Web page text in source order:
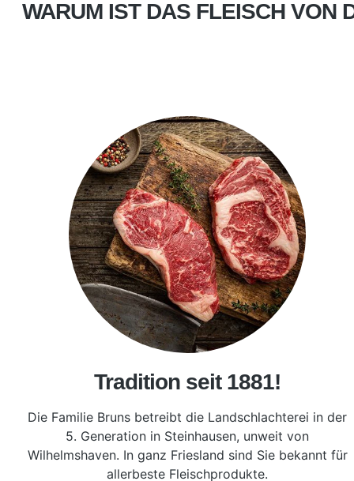
WARUM IST DAS FLEISCH VON
Tradition seit 1881!
Die Familie Bruns betreibt die Landschlachterei in der
5. Generation in Steinhausen, unweit von
Wilhelmshaven. In ganz Friesland sind Sie bekannt für
allerbeste Fleischprodukte.